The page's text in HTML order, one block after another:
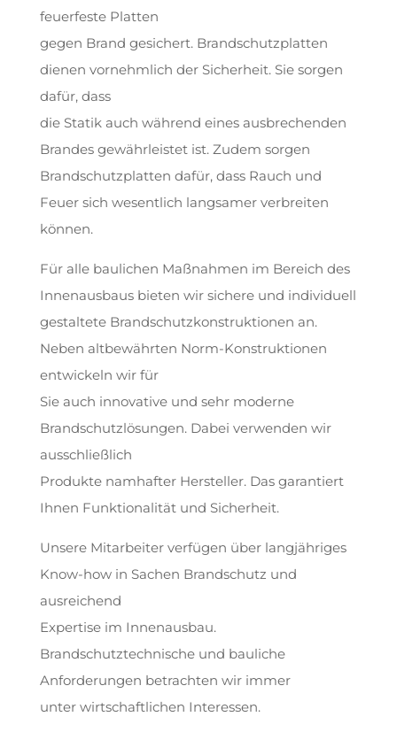
feuerfeste Platten
gegen Brand gesichert. Brandschutzplatten
dienen vornehmlich der Sicherheit. Sie sorgen
dafür, dass
die Statik auch während eines ausbrechenden
Brandes gewährleistet ist. Zudem sorgen
Brandschutzplatten dafür, dass Rauch und
Feuer sich wesentlich langsamer verbreiten
können.
Für alle baulichen Maßnahmen im Bereich des
Innenausbaus bieten wir sichere und individuell
gestaltete Brandschutzkonstruktionen an.
Neben altbewährten Norm-Konstruktionen
entwickeln wir für
Sie auch innovative und sehr moderne
Brandschutzlösungen. Dabei verwenden wir
ausschließlich
Produkte namhafter Hersteller. Das garantiert
Ihnen Funktionalität und Sicherheit.
Unsere Mitarbeiter verfügen über langjähriges
Know-how in Sachen Brandschutz und
ausreichend
Expertise im Innenausbau.
Brandschutztechnische und bauliche
Anforderungen betrachten wir immer
unter wirtschaftlichen Interessen.